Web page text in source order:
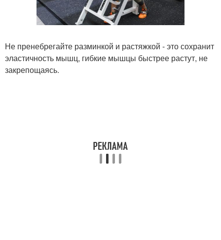
Не пренебрегайте разминкой и растяжкой - это сохранит
эластичность мышц, гибкие мышцы быстрее растут, не
закрепощаясь.